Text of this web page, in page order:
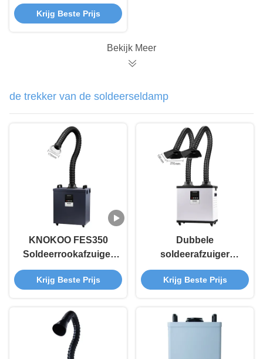
rookreiniger 210W
Krijg Beste Prijs
Bekijk Meer
de trekker van de soldeerseldamp
KNOKOO FES350
Soldeerrookafzuiger
met 430m³/u
Luchthoeveelheid
efficiëntie en
Borstelloze Motor
voor Lassen
Krijg Beste Prijs
Dubbele
soldeerafzuiger
Draagbare
soldeerafzuiger voor
Krijg Beste Prijs